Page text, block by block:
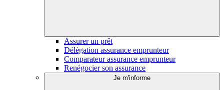
Assurer un prêt
Délégation assurance emprunteur
Comparateur assurance emprunteur
Renégocier son assurance
Je m'informe